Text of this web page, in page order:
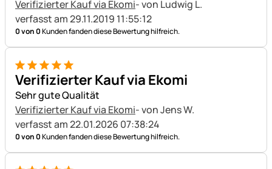
Verifizierter Kauf via Ekomi- von Ludwig L.
verfasst am 29.11.2019 11:55:12
0 von 0Kunden fanden diese Bewertung hilfreich.
5 von 5
Verifizierter Kauf via Ekomi
Sehr gute Qualität
Verifizierter Kauf via Ekomi- von Jens W.
verfasst am 22.01.2026 07:38:24
0 von 0Kunden fanden diese Bewertung hilfreich.